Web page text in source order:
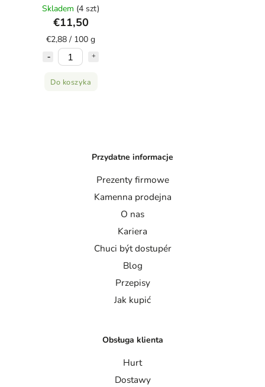
Skladem (4 szt)
€11,50
€2,88 / 100 g
Do koszyka
Przydatne informacje
Prezenty firmowe
Kamenna prodejna
O nas
Kariera
Chuci být dostupér
Blog
Przepisy
Jak kupić
Obsługa klienta
Hurt
Dostawy